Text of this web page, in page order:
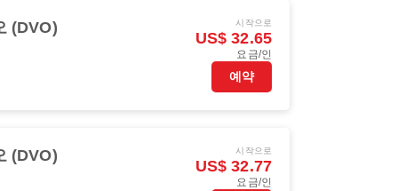
(DVO) 시작으로
US$ 32.65
요금/인
예약
(DVO) 시작으로
US$ 32.77
요금/인